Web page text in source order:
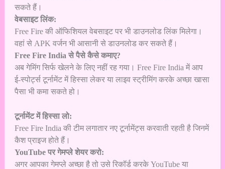
सकते हैं।
वेबसाइट लिंक:
Free Fire की ऑफिशियल वेबसाइट पर भी डाउनलोड लिंक मिलेगा।
वहां से APK वर्जन भी आसानी से डाउनलोड कर सकते हैं।
Free Fire India से पैसे कैसे कमाए?
अब गेमिंग सिर्फ खेलने के लिए नहीं रह गया। Free Fire India में आप
ई-स्पोर्ट्स टूर्नामेंट में हिस्सा लेकर या लाइव स्ट्रीमिंग करके अच्छा खासा
पैसा भी कमा सकते हो।
टूर्नामेंट में हिस्सा लो:
Free Fire India की टीम लगातार नए टूर्नामेंट्स करवाती रहती है जिनमें
कैश प्राइज होते हैं।
YouTube पर गेमप्ले शेयर करो:
अगर आपका गेमप्ले अच्छा है तो उसे रिकॉर्ड करके YouTube या